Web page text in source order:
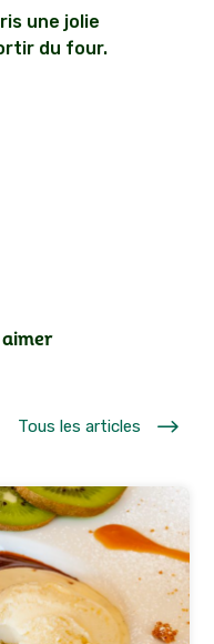
une jolie
du four.
$
Tous les articles